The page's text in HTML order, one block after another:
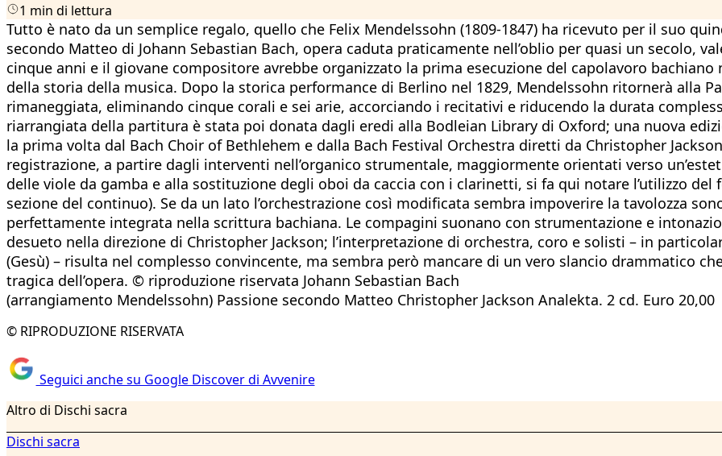
1 min di lettura
Tutto è nato da un semplice regalo, quello che Felix Mendelssohn (1809-1847) ha ricevuto per il suo
secondo Matteo di Johann Sebastian Bach, opera caduta praticamente nell’oblio per quasi un secolo,
cinque anni e il giovane compositore avrebbe organizzato la prima esecuzione del capolavoro
della storia della musica. Dopo la storica performance di Berlino nel 1829, Mendelssohn ritornerà alla
rimaneggiata, eliminando cinque corali e sei arie, accorciando i recitativi e riducendo la durata
riarrangiata della partitura è stata poi donata dagli eredi alla Bodleian Library di Oxford; una nuova
la prima volta dal Bach Choir of Bethlehem e dalla Bach Festival Orchestra diretti da Christopher
registrazione, a partire dagli interventi nell’organico strumentale, maggiormente orientati verso
delle viole da gamba e alla sostituzione degli oboi da caccia con i clarinetti, si fa qui notare l’utilizzo
sezione del continuo). Se da un lato l’orchestrazione così modificata sembra impoverire la tavolozza
perfettamente integrata nella scrittura bachiana. Le compagini suonano con strumentazione e
desueto nella direzione di Christopher Jackson; l’interpretazione di orchestra, coro e solisti – in
(Gesù) – risulta nel complesso convincente, ma sembra però mancare di un vero slancio drammatico
tragica dell’opera. © riproduzione riservata Johann Sebastian Bach
(arrangiamento Mendelssohn) Passione secondo Matteo Christopher Jackson Analekta. 2 cd. Euro 20,00
© RIPRODUZIONE RISERVATA
Seguici anche su Google Discover di Avvenire
Altro di Dischi sacra
Dischi sacra